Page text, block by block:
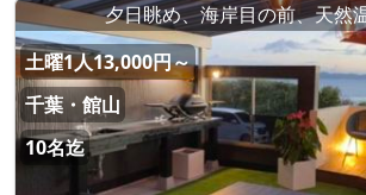
夕日眺め、海岸目の前、天然
土曜1人13,000円～
千葉・館山
10名迄